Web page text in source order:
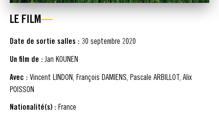
LE FILM
Date de sortie salles : 30 septembre 2020
Un film de : Jan KOUNEN
Avec : Vincent LINDON, François DAMIENS, Pascale ARBILLOT, Alix
POISSON
Nationalité(s) : France